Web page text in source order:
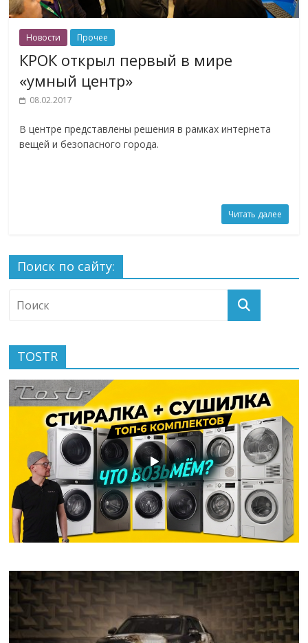
Новости Прочее
КРОК открыл первый в мире
«умный центр»
08.02.2017
В центре представлены решения в рамках интернета
вещей и безопасного города.
Читать далее
Поиск по сайту:
TOSTR